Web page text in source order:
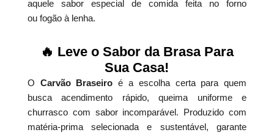
aquele sabor especial de comida feita no forno
ou fogão à lenha.
🔥 Leve o Sabor da Brasa Para
Sua Casa!
O Carvão Braseiro é a escolha certa para quem
busca acendimento rápido, queima uniforme e
churrasco com sabor incomparável. Produzido com
matéria-prima selecionada e sustentável, garante